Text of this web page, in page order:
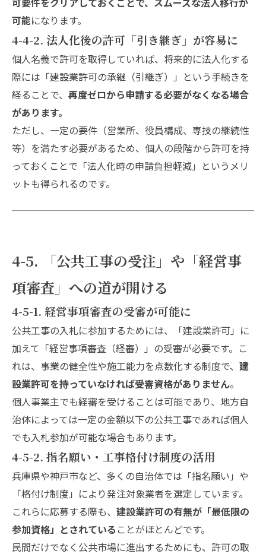
可能になります。
4-4-2. 法人化後の許可「引き継ぎ」が容易に
個人名義で許可を取得していれば、将来的に法人化する
際には「建設業許可の承継（引継ぎ）」という手続きを
経ることで、 再度ゼロから申請する必要がなくなる場合
があります。
ただし、一定の要件（営業所、役員構成、専技の継続性
等）を満たす必要があるため、個人の段階から許可を持
っておくことで「法人化時の申請負担軽減」というメリ
ットも得られるのです。
4-5. 「公共工事の受注」や「経営事
項審査」への道が開ける
4-5-1. 経営事項審査の受審が可能に
公共工事の入札に参加するためには、「建設業許可」に
加えて「経営事項審査（経審）」の受審が必要です。こ
れは、事業の健全性や施工能力を点数化する制度で、 建
設業許可を持っていなければ受審資格がありません。
個人事業主でも経審を受けることは可能であり、地方自
治体によっては一定の金額以下の公共工事であれば個人
でも入札参加が可能な場合もあります。
4-5-2. 指名願い・工事格付け制度の活用
兵庫県や神戸市など、多くの自治体では「指名願い」や
「格付け制度」により発注対象業者を選定しています。
これらに応募する際も、 建設業許可の有無が「最低限の
参加資格」とされている ことがほとんどです。
民間だけでなく公共市場に進出するためにも、許可の取